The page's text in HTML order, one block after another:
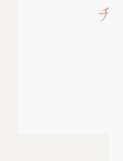
チ